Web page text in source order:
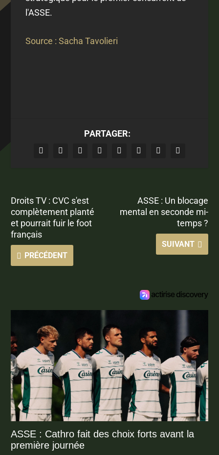
l'ASSE.
Source : Sacha Tavolieri
PARTAGER:
Droits TV : CVC s'est
complètement planté
et pourrait fuir le foot
français
PRÉCÉDENT
ASSE : Un blocage
mental en seconde mi-
temps ?
SUIVANT
ASSE : Cathro fait des choix forts avant la
première journée